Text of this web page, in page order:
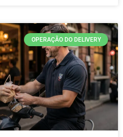
OPERAÇÃO DO DELIVERY